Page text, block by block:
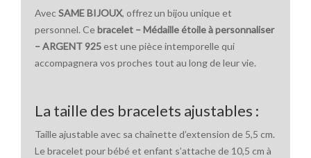
Avec SAME BIJOUX, offrez un bijou unique et
personnel. Cebracelet – Médaille étoile à personnaliser
– ARGENT 925est une pièce intemporelle qui
accompagnera vos proches tout au long de leur vie.
La taille des bracelets ajustables :
Taille ajustable avec sa chaînette d’extension de 5,5 cm.
Le bracelet pour bébé et enfant s’attache de 10,5 cm à